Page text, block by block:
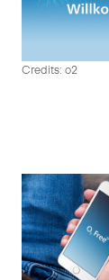
Credits: o2